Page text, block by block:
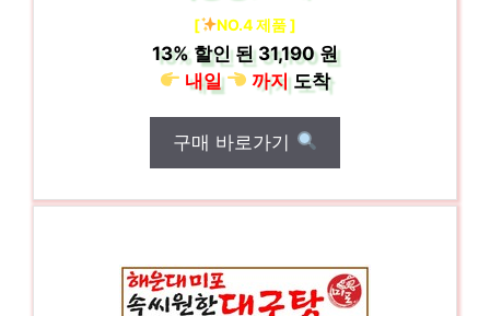
[ NO.4 제품 ]
13% 할인 된31,190 원
내일
까지도착
구매 바로가기